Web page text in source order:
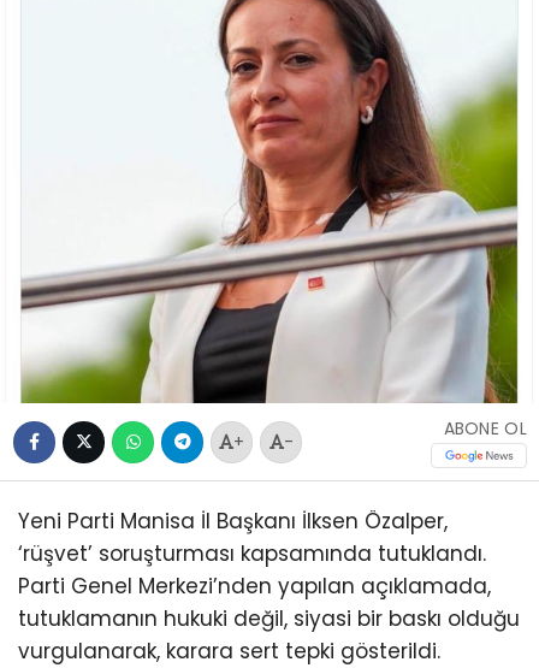
+ -
ABONE OL
Yeni Parti Manisa İl Başkanı İlksen Özalper,
‘rüşvet’ soruşturması kapsamında tutuklandı.
Parti Genel Merkezi’nden yapılan açıklamada,
tutuklamanın hukuki değil, siyasi bir baskı olduğu
vurgulanarak, karara sert tepki gösterildi.